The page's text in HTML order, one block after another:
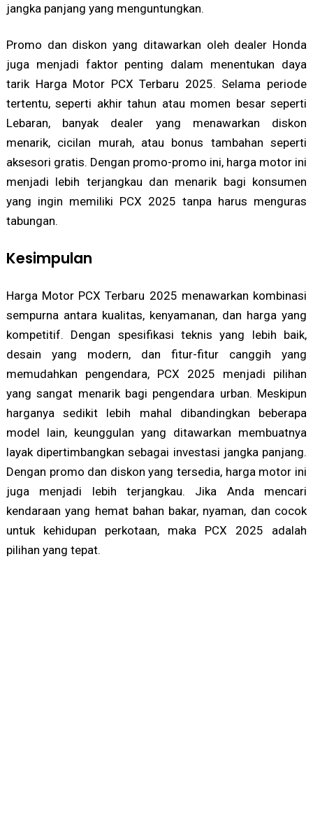
jangka panjang yang menguntungkan.
Promo dan diskon yang ditawarkan oleh dealer Honda
juga menjadi faktor penting dalam menentukan daya
tarik Harga Motor PCX Terbaru 2025. Selama periode
tertentu, seperti akhir tahun atau momen besar seperti
Lebaran, banyak dealer yang menawarkan diskon
menarik, cicilan murah, atau bonus tambahan seperti
aksesori gratis. Dengan promo-promo ini, harga motor ini
menjadi lebih terjangkau dan menarik bagi konsumen
yang ingin memiliki PCX 2025 tanpa harus menguras
tabungan.
Kesimpulan
Harga Motor PCX Terbaru 2025 menawarkan kombinasi
sempurna antara kualitas, kenyamanan, dan harga yang
kompetitif. Dengan spesifikasi teknis yang lebih baik,
desain yang modern, dan fitur-fitur canggih yang
memudahkan pengendara, PCX 2025 menjadi pilihan
yang sangat menarik bagi pengendara urban. Meskipun
harganya sedikit lebih mahal dibandingkan beberapa
model lain, keunggulan yang ditawarkan membuatnya
layak dipertimbangkan sebagai investasi jangka panjang.
Dengan promo dan diskon yang tersedia, harga motor ini
juga menjadi lebih terjangkau. Jika Anda mencari
kendaraan yang hemat bahan bakar, nyaman, dan cocok
untuk kehidupan perkotaan, maka PCX 2025 adalah
pilihan yang tepat.